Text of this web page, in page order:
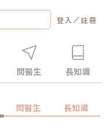
登入 ／註冊
問醫生 長知識
問醫生 長知識